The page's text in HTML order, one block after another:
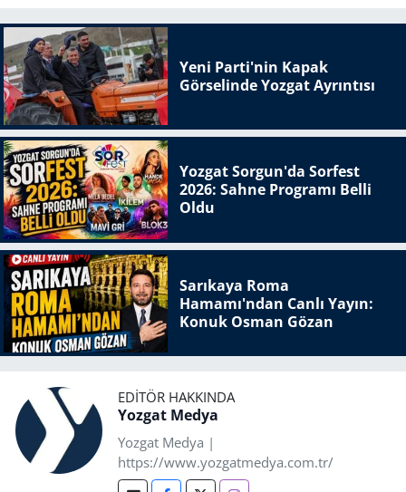
Yeni Parti'nin Kapak
Görselinde Yozgat Ayrıntısı
Yozgat Sorgun'da Sorfest
2026: Sahne Programı Belli
Oldu
Sarıkaya Roma
Hamamı'ndan Canlı Yayın:
Konuk Osman Gözan
EDITÖR HAKKINDA
Yozgat Medya
Yozgat Medya |
https://www.yozgatmedya.com.tr/